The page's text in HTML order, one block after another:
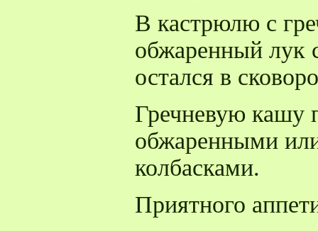
В кастрюлю с
обжаренный лук
остался в
Гречневую кашу
обжаренными
колбасками.
Приятного